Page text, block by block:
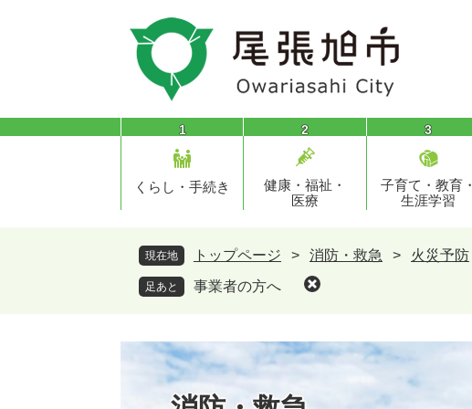
頭
飛
1
くらし・手続き
2
健康・福祉・
医療
3
子育て・教育・
生涯学習
現在地 トップページ > 消防・救急 > 火災予防
足あと 事業者の方へ